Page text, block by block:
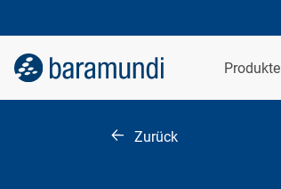
Produkte
Zurück